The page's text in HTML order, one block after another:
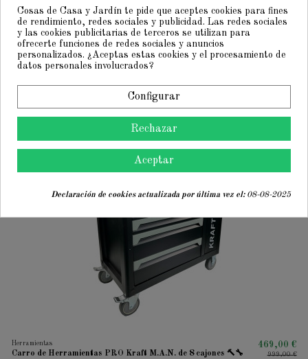
Herramientas de Bricolaje
Caja de herramientas de 108 piezas Kraft M.A.N. 🔩🔧
49,90 €
profesional experimentado como si te apasiona el bricolaje. Con materiales robustos y un diseño
pensado para la máxima funcionalidad, este maletín te ofrece todo lo necesario para que puedas
abordar cualquier proyecto con facilidad y precisión. Cada pieza ha sido...
Herramientas
Carro de Herramientas PRO Kraft M.A.N. de 8 cajones 🔨🔧
469,00 €
999,00 €
Cosas de Casa y Jardín te pide que aceptes cookies para fines
de rendimiento, redes sociales y publicidad. Las redes sociales
y las cookies publicitarias de terceros se utilizan para
ofrecerte funciones de redes sociales y anuncios
personalizados. ¿Aceptas estas cookies y el procesamiento de
datos personales involucrados?
Configurar
Rechazar
Aceptar
Declaración de cookies actualizada por última vez el:08-08-2025